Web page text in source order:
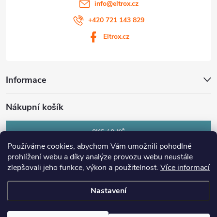
Používáme cookies, abychom Vám umožnili pohodlné
prohlížení webu a díky analýze provozu webu neustále
zlepšovali jeho funkce, výkon a použitelnost. Více informací
Nastavení
info@eltrox.cz
+420 721 143 829
Eltrox.cz
Informace
Nákupní košík
0KS /0 KČ
cookies